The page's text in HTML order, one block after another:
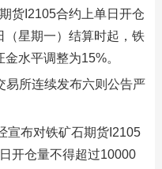
货I2105合约上单日开仓
星期一）结算时起，铁
水平调整为15%。
易所连续发布六则公告严
宣布对铁矿石期货I2105
开仓量不得超过10000